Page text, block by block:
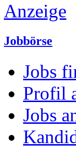
Anzeige
Jobbörse
Jobs
Profil
Jobs